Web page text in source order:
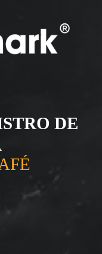
DE